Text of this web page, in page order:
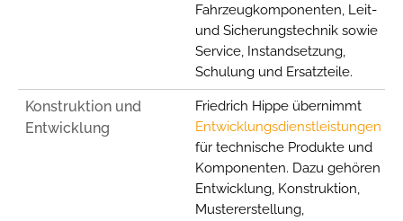
Fahrzeugkomponenten, Leit-
und Sicherungstechnik sowie
Service, Instandsetzung,
Schulung und Ersatzteile.
Konstruktion und
Entwicklung
Friedrich Hippe übernimmt
Entwicklungsdienstleistungen
für technische Produkte und
Komponenten. Dazu gehören
Entwicklung, Konstruktion,
Mustererstellung,
_pk_id.1.ccca